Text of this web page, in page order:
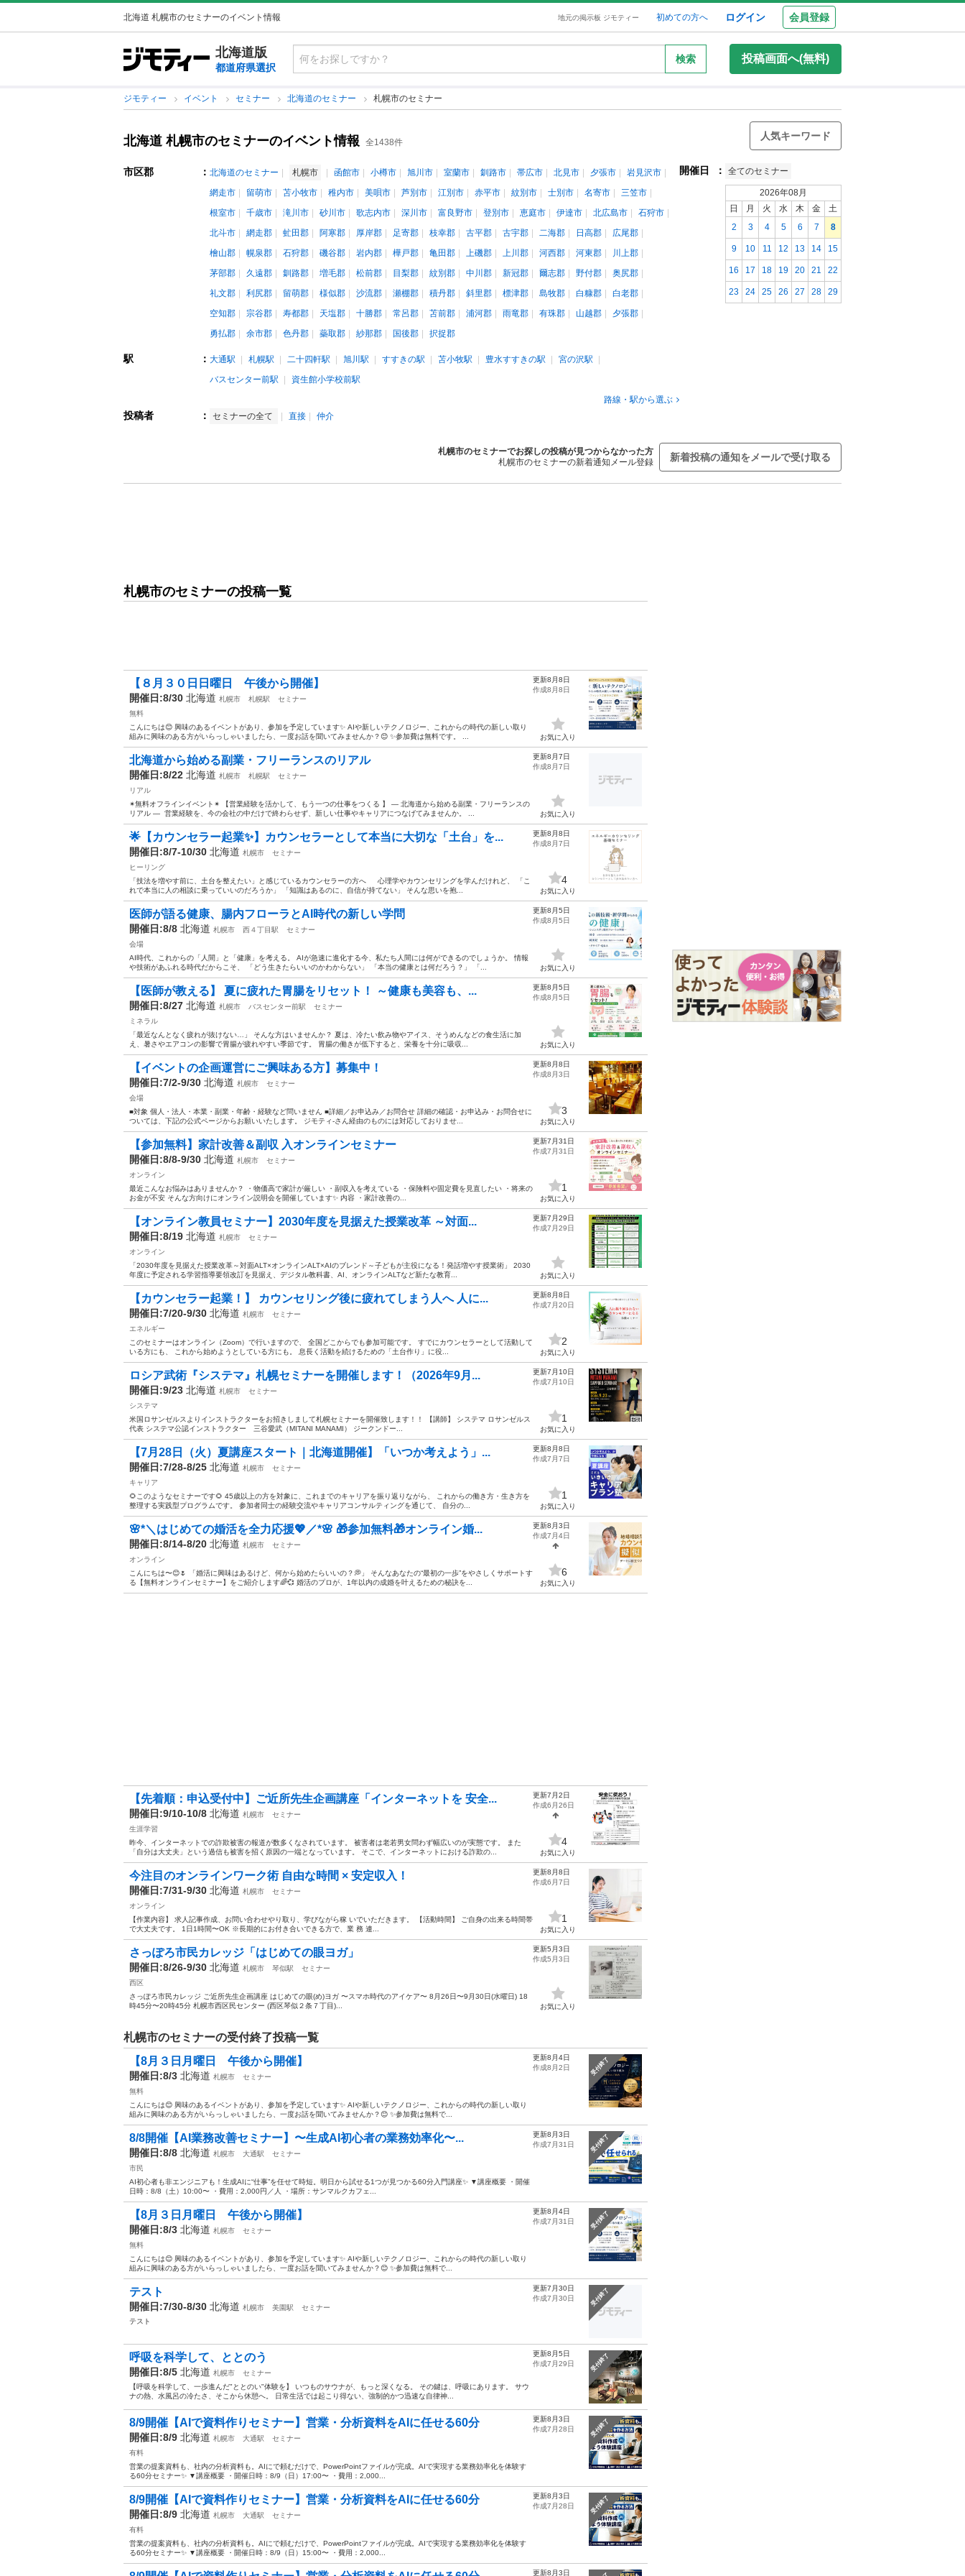
北海道 札幌市のセミナーのイベント情報 地元の掲示板 ジモティー 初めての方へ ログイン 会員登録
北海道版
都道府県選択
検索 投稿画面へ(無料)
ジモティー イベント セミナー 北海道のセミナー 札幌市のセミナー
北海道 札幌市のセミナーのイベント情報 全1438件
人気キーワード
市区郡 ： 北海道のセミナー 札幌市 函館市 小樽市 旭川市 室蘭市 釧路市 帯広市 北見市 夕張市
岩見沢市
網走市
留萌市 苫小牧市 稚内市 美唄市 芦別市 江別市 赤平市 紋別市 士別市 名寄市
三笠市
根室市
千歳市 滝川市 砂川市 歌志内市 深川市 富良野市 登別市 恵庭市 伊達市 北広島市
石狩市
北斗市
網走郡 虻田郡 阿寒郡 厚岸郡 足寄郡 枝幸郡 古平郡 古宇郡 二海郡 日高郡
広尾郡
檜山郡
幌泉郡 石狩郡 磯谷郡 岩内郡 樺戸郡 亀田郡 上磯郡 上川郡 河西郡 河東郡
川上郡
茅部郡
久遠郡 釧路郡 増毛郡 松前郡 目梨郡 紋別郡 中川郡 新冠郡 爾志郡 野付郡
奥尻郡
礼文郡
利尻郡 留萌郡 様似郡 沙流郡 瀬棚郡 積丹郡 斜里郡 標津郡 島牧郡 白糠郡
白老郡
空知郡
宗谷郡 寿都郡 天塩郡 十勝郡 常呂郡 苫前郡 浦河郡 雨竜郡 有珠郡 山越郡
夕張郡
勇払郡
余市郡 色丹郡 蘂取郡 紗那郡 国後郡 択捉郡
駅 ： 大通駅 札幌駅 二十四軒駅 旭川駅 すすきの駅 苫小牧駅 豊水すすきの駅
宮の沢駅
バスセンター前駅
資生館小学校前駅
路線・駅から選ぶ
投稿者 ： セミナーの全て 直接 仲介
開催日 ： 全てのセミナー
2026年08月
日
月 火 水 木 金
土
2
3 4 5 6 7 8
9 10 11 12 13 14 15
16 17 18 19 20 21 22
23 24 25 26 27 28 29
札幌市のセミナーでお探しの投稿が見つからなかった方
札幌市のセミナーの新着通知メール登録
新着投稿の通知をメールで受け取る
札幌市のセミナーの投稿一覧
【８月３０日日曜日 午後から開催】
開催日:8/30 北海道 札幌市 札幌駅
セミナー
無料
こんにちは😊 興味のあるイベントがあり、参加を予定しています✨ AIや新しいテクノロジー、これからの時代の新しい取り
組みに興味のある方がいらっしゃいましたら、一度お話を聞いてみませんか？😊 ✨参加費は無料です。 ...
更新8月8日
作成8月8日
お気に入り
北海道から始める副業・フリーランスのリアル
開催日:8/22 北海道 札幌市 札幌駅
セミナー
リアル
✴︎無料オフラインイベント✴︎ 【営業経験を活かして、もう一つの仕事をつくる 】 ― 北海道から始める副業・フリーランスの
リアル ― 営業経験を、今の会社の中だけで終わらせず、新しい仕事やキャリアにつなげてみませんか。 ...
更新8月7日
作成8月7日
お気に入り
🌟【カウンセラー起業✨】カウンセラーとして本当に大切な「土台」を...
開催日:8/7-10/30 北海道 札幌市
セミナー
ヒーリング
「技法を増やす前に、土台を整えたい」と感じているカウンセラーの方へ 心理学やカウンセリングを学んだけれど、 「こ
れで本当に人の相談に乗っていいのだろうか」 「知識はあるのに、自信が持てない」 そんな思いを抱...
更新8月8日
作成8月7日
4
お気に入り
医師が語る健康、腸内フローラとAI時代の新しい学問
開催日:8/8 北海道 札幌市 西４丁目駅
セミナー
会場
AI時代、これからの「人間」と「健康」を考える。 AIが急速に進化する今、私たち人間には何ができるのでしょうか。 情報
や技術があふれる時代だからこそ、 「どう生きたらいいのかわからない」 「本当の健康とは何だろう？」 「...
更新8月5日
作成8月5日
お気に入り
【医師が教える】 夏に疲れた胃腸をリセット！ ～健康も美容も、...
開催日:8/27 北海道 札幌市 バスセンター前駅
セミナー
ミネラル
「最近なんとなく疲れが抜けない…」 そんな方はいませんか？ 夏は、冷たい飲み物やアイス、そうめんなどの食生活に加
え、暑さやエアコンの影響で胃腸が疲れやすい季節です。 胃腸の働きが低下すると、栄養を十分に吸収...
更新8月5日
作成8月5日
お気に入り
【イベントの企画運営にご興味ある方】募集中！
開催日:7/2-9/30 北海道 札幌市
セミナー
会場
■対象 個人・法人・本業・副業・年齢・経験など問いません ■詳細／お申込み／お問合せ 詳細の確認・お申込み・お問合せに
ついては、下記の公式ページからお願いいたします。 ジモティ-さん経由のものには対応しておりませ...
更新8月8日
作成8月3日
3
お気に入り
【参加無料】家計改善＆副収 入オンラインセミナー
開催日:8/8-9/30 北海道 札幌市
セミナー
オンライン
最近こんなお悩みはありませんか？ ・物価高で家計が厳しい ・副収入を考えている ・保険料や固定費を見直したい ・将来の
お金が不安 そんな方向けにオンライン説明会を開催しています✨ 内容 ・家計改善の...
更新7月31日
作成7月31日
1
お気に入り
【オンライン教員セミナー】2030年度を見据えた授業改革 ～対面...
開催日:8/19 北海道 札幌市
セミナー
オンライン
「2030年度を見据えた授業改革～対面ALT×オンラインALT×AIのブレンド～子どもが主役になる！発話増やす授業術」 2030
年度に予定される学習指導要領改訂を見据え、デジタル教科書、AI、オンラインALTなど新たな教育...
更新7月29日
作成7月29日
お気に入り
【カウンセラー起業！】 カウンセリング後に疲れてしまう人へ 人に...
開催日:7/20-9/30 北海道 札幌市
セミナー
エネルギー
このセミナーはオンライン（Zoom）で行いますので、 全国どこからでも参加可能です。 すでにカウンセラーとして活動して
いる方にも、 これから始めようとしている方にも。 息長く活動を続けるための「土台作り」に役...
更新8月8日
作成7月20日
2
お気に入り
ロシア武術『システマ』札幌セミナーを開催します！（2026年9月...
開催日:9/23 北海道 札幌市
セミナー
システマ
米国ロサンゼルスよりインストラクターをお招きしまして札幌セミナーを開催致します！！ 【講師】 システマ ロサンゼルス
代表 システマ公認インストラクター 三谷愛武（MITANI MANAMI） ジークンドー...
更新7月10日
作成7月10日
1
お気に入り
【7月28日（火）夏講座スタート｜北海道開催】「いつか考えよう」...
開催日:7/28-8/25 北海道 札幌市
セミナー
キャリア
🌻このようなセミナーです🌻 45歳以上の方を対象に、これまでのキャリアを振り返りながら、 これからの働き方・生き方を
整理する実践型プログラムです。 参加者同士の経験交流やキャリアコンサルティングを通じて、 自分の...
更新8月8日
作成7月7日
1
お気に入り
🌸*＼はじめての婚活を全力応援💖／*🌸 🎁参加無料🎁オンライン婚...
開催日:8/14-8/20 北海道 札幌市
セミナー
オンライン
こんにちは〜😊🌷 「婚活に興味はあるけど、何から始めたらいいの？💭」 そんなあなたの“最初の一歩”をやさしくサポートす
る【無料オンラインセミナー】をご紹介します🌈💞 婚活のプロが、1年以内の成婚を叶えるための秘訣を...
更新8月3日
作成7月4日
6
お気に入り
【先着順：申込受付中】ご近所先生企画講座「インターネットを 安全...
開催日:9/10-10/8 北海道 札幌市
セミナー
生涯学習
昨今、インターネットでの詐欺被害の報道が数多くなされています。 被害者は老若男女問わず幅広いのが実態です。 また
「自分は大丈夫」という過信も被害を招く原因の一端となっています。 そこで、インターネットにおける詐欺の...
更新7月2日
作成6月26日
4
お気に入り
今注目のオンラインワーク術 自由な時間 × 安定収入！
開催日:7/31-9/30 北海道 札幌市
セミナー
オンライン
【作業内容】 求人記事作成、お問い合わせやり取り、学びながら稼 いでいただきます。 【活動時間】 ご自身の出来る時間帯
で大丈夫です。 1日1時間〜OK ※長期的にお付き合いできる方で、業 務 連...
更新8月8日
作成6月7日
1
お気に入り
さっぽろ市民カレッジ「はじめての眼ヨガ」
開催日:8/26-9/30 北海道 札幌市 琴似駅
セミナー
西区
さっぽろ市民カレッジ ご近所先生企画講座 はじめての眼(め)ヨガ 〜スマホ時代のアイケア〜 8月26日〜9月30日(水曜日) 18
時45分〜20時45分 札幌市西区民センター (西区琴似２条７丁目)...
更新5月3日
作成5月3日
お気に入り
札幌市のセミナーの受付終了投稿一覧
受付終了
【8月３日月曜日 午後から開催】
開催日:8/3 北海道 札幌市
セミナー
無料
こんにちは😊 興味のあるイベントがあり、参加を予定しています✨ AIや新しいテクノロジー、これからの時代の新しい取り
組みに興味のある方がいらっしゃいましたら、一度お話を聞いてみませんか？😊 ✨参加費は無料で...
更新8月4日
作成8月2日
受付終了
8/8開催【AI業務改善セミナー】〜生成AI初心者の業務効率化〜...
開催日:8/8 北海道 札幌市 大通駅
セミナー
市民
AI初心者も非エンジニアも！生成AIに“仕事”を任せて時短。明日から試せる1つが見つかる60分入門講座✨️ ▼講座概要 ・開催
日時：8/8（土）10:00〜 ・費用：2,000円／人 ・場所：サンマルクカフェ...
更新8月3日
作成7月31日
受付終了
【8月３日月曜日 午後から開催】
開催日:8/3 北海道 札幌市
セミナー
無料
こんにちは😊 興味のあるイベントがあり、参加を予定しています✨ AIや新しいテクノロジー、これからの時代の新しい取り
組みに興味のある方がいらっしゃいましたら、一度お話を聞いてみませんか？😊 ✨参加費は無料で...
更新8月4日
作成7月31日
受付終了
テスト
開催日:7/30-8/30 北海道 札幌市 美園駅
セミナー
テスト
更新7月30日
作成7月30日
受付終了
呼吸を科学して、ととのう
開催日:8/5 北海道 札幌市
セミナー
【呼吸を科学して、一歩進んだ"ととのい"体験を】 いつものサウナが、もっと深くなる。 その鍵は、呼吸にあります。 サウ
ナの熱、水風呂の冷たさ、そこから休憩へ。 日常生活では起こり得ない、強制的かつ迅速な自律神...
更新8月5日
作成7月29日
受付終了
8/9開催【AIで資料作りセミナー】営業・分析資料をAIに任せる60分
開催日:8/9 北海道 札幌市 大通駅
セミナー
有料
営業の提案資料も、社内の分析資料も。AIにで頼むだけで、PowerPointファイルが完成。AIで実現する業務効率化を体験す
る60分セミナー✨️ ▼講座概要 ・開催日時：8/9（日）17:00〜 ・費用：2,000...
更新8月3日
作成7月28日
受付終了
8/9開催【AIで資料作りセミナー】営業・分析資料をAIに任せる60分
開催日:8/9 北海道 札幌市 大通駅
セミナー
有料
営業の提案資料も、社内の分析資料も。AIにで頼むだけで、PowerPointファイルが完成。AIで実現する業務効率化を体験す
る60分セミナー✨️ ▼講座概要 ・開催日時：8/9（日）15:00〜 ・費用：2,000...
更新8月3日
作成7月28日
更新8月3日